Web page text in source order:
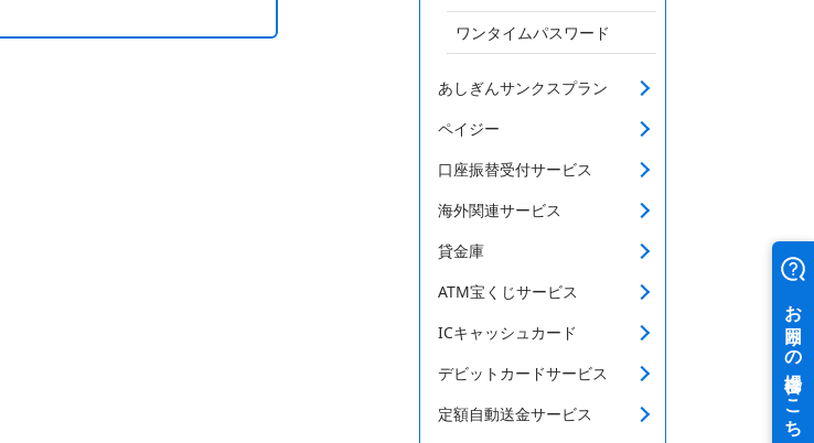
ワンタイムパスワード
あしぎんサンクスプラン
ペイジー
口座振替受付サービス
海外関連サービス
貸金庫
ATM宝くじサービス
ICキャッシュカード
デビットカードサービス
定額自動送金サービス